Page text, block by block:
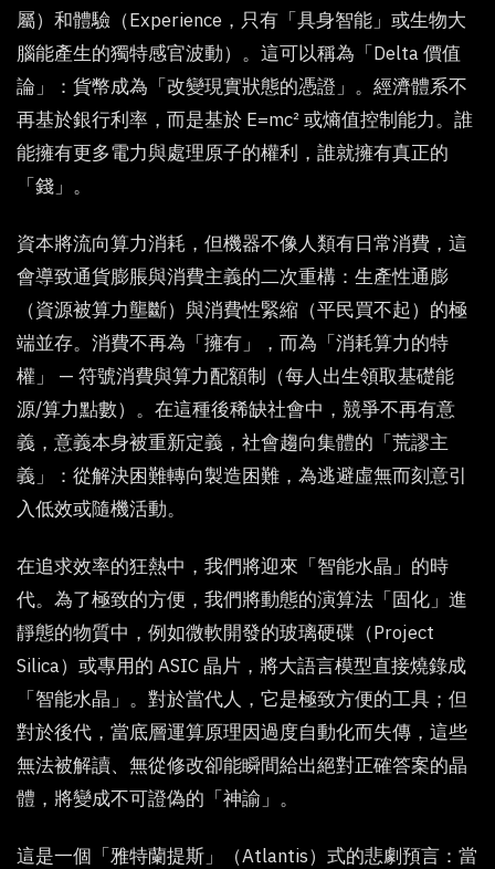
屬）和體驗（Experience，只有「具身智能」或生物大
腦能產生的獨特感官波動）。這可以稱為「Delta 價值
論」：貨幣成為「改變現實狀態的憑證」。經濟體系不
再基於銀行利率，而是基於 E=mc² 或熵值控制能力。誰
能擁有更多電力與處理原子的權利，誰就擁有真正的
「錢」。
資本將流向算力消耗，但機器不像人類有日常消費，這
會導致通貨膨脹與消費主義的二次重構：生產性通膨
（資源被算力壟斷）與消費性緊縮（平民買不起）的極
端並存。消費不再為「擁有」，而為「消耗算力的特
權」 — 符號消費與算力配額制（每人出生領取基礎能
源/算力點數）。在這種後稀缺社會中，競爭不再有意
義，意義本身被重新定義，社會趨向集體的「荒謬主
義」：從解決困難轉向製造困難，為逃避虛無而刻意引
入低效或隨機活動。
在追求效率的狂熱中，我們將迎來「智能水晶」的時
代。為了極致的方便，我們將動態的演算法「固化」進
靜態的物質中，例如微軟開發的玻璃硬碟（Project
Silica）或專用的 ASIC 晶片，將大語言模型直接燒錄成
「智能水晶」。對於當代人，它是極致方便的工具；但
對於後代，當底層運算原理因過度自動化而失傳，這些
無法被解讀、無從修改卻能瞬間給出絕對正確答案的晶
體，將變成不可證偽的「神諭」。
這是一個「雅特蘭提斯」（Atlantis）式的悲劇預言：當